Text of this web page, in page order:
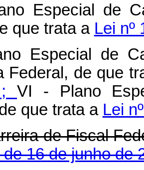
Especial de
que trata a Lei nº
Especial de
Federal, de que
;VI - Plano
que trata a Lei
de Fiscal
de 16 de junho de